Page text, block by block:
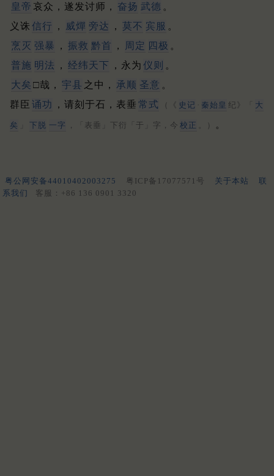
皇帝 哀众，遂发讨师， 奋扬 武德 。
义诛 信行 ， 威燀 旁达 ， 莫不 宾服 。
烹灭 强暴 ， 振救 黔首 ， 周定 四极 。
普施 明法 ， 经纬天下 ，永为 仪则 。
大矣 □哉， 宇县 之中， 承顺 圣意 。
群臣 诵功 ，请刻于石，表垂 常式 （《 史记 · 秦始皇 纪》「 大
矣 下脱 一字 ，「表垂」下衍「于」字，今 校正 。） 。
粤公网安备44010402003275 粤ICP备17077571号 关于本站
联
系我们
客服：+86 136 0901 3320